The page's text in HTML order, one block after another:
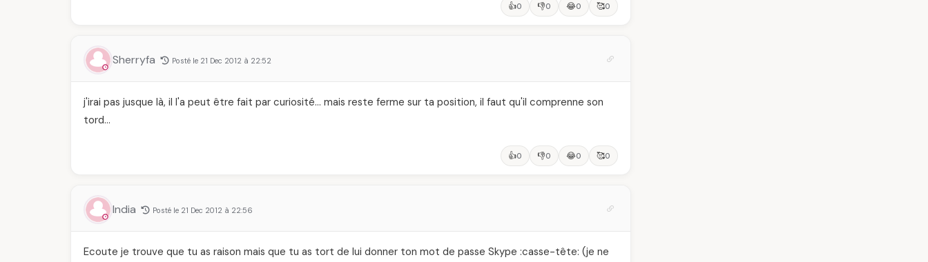
👍0 👎0 😂0 🥰0
Sherryfa Posté le 21 Dec 2012 à 22:52
j'irai pas jusque là, il l'a peut être fait par curiosité… mais reste ferme sur ta position, il faut qu'il comprenne son
tord…
👍0 👎0 😂0 🥰0
India Posté le 21 Dec 2012 à 22:56
Ecoute je trouve que tu as raison mais que tu as tort de lui donner ton mot de passe Skype :casse-tête: (je ne